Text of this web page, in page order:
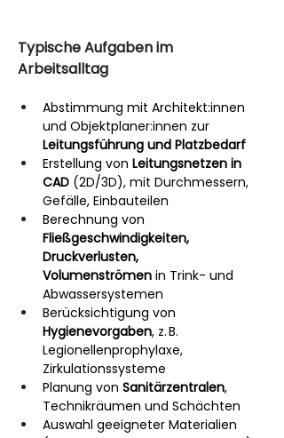
Typische Aufgaben im
Arbeitsalltag
Abstimmung mit Architekt:innen
und Objektplaner:innen zur
Leitungsführung und Platzbedarf
Erstellung von Leitungsnetzen in
CAD (2D/3D), mit Durchmessern,
Gefälle, Einbauteilen
Berechnung von
Fließgeschwindigkeiten,
Druckverlusten,
Volumenströmen in Trink- und
Abwassersystemen
Berücksichtigung von
Hygienevorgaben, z. B.
Legionellenprophylaxe,
Zirkulationssysteme
Planung von Sanitärzentralen,
Technikräumen und Schächten
Auswahl geeigneter Materialien